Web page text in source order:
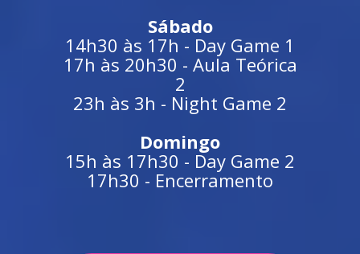
Sábado
14h30 às 17h - Day Game 1
17h às 20h30 - Aula Teórica
2
23h às 3h - Night Game 2
Domingo
15h às 17h30 - Day Game 2
17h30 - Encerramento